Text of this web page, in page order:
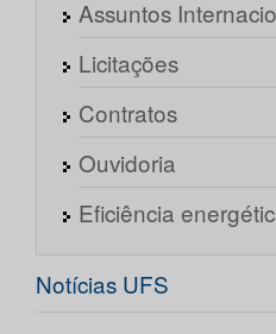
Assuntos
Licitações
Contratos
Ouvidoria
Eficiência
Notícias UFS